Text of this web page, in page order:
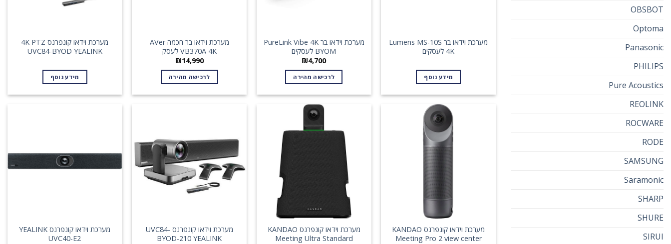
OBSBOT
Optoma
Panasonic
PHILIPS
Pure Acoustics
REOLINK
ROCWARE
RODE
SAMSUNG
Saramonic
SHARP
SHURE
SIRUI
מערכת וידאו בר Lumens MS-10S
4K לעסקים
מידע נוסף
מערכת וידאו בר PureLink Vibe 4K
BYOM לעסקים
₪4,700
לרכישה מהירה
מערכת וידאו בר חכמה AVer
VB370A 4K לעסק
₪14,990
לרכישה מהירה
מערכת וידאו קונפרנס 4K PTZ
UVC84-BYOD YEALINK
מידע נוסף
מערכת וידאו קונפרנס KANDAO
Meeting Pro 2 view center
מערכת וידאו קונפרנס KANDAO
Meeting Ultra Standard
מערכת וידאו קונפרנס UVC84-
BYOD-210 YEALINK
מערכת וידאו קונפרנס YEALINK
UVC40-E2